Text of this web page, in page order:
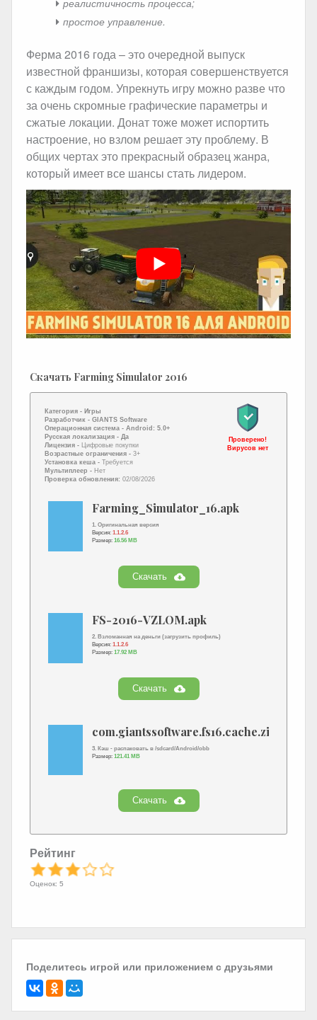
простое управление.
Ферма 2016 года – это очередной выпуск
известной франшизы, которая совершенствуется
с каждым годом. Упрекнуть игру можно разве что
за очень скромные графические параметры и
сжатые локации. Донат тоже может испортить
настроение, но взлом решает эту проблему. В
общих чертах это прекрасный образец жанра,
который имеет все шансы стать лидером.
Скачать Farming Simulator 2016
Категория - Игры
Разработчик - GIANTS Software
Операционная система - Android: 5.0+
Русская локализация - Да
Лицензия -
Цифровые покупки
Возрастные ограничения - 3+
Установка кеша - Требуется
Мультиплеер - Нет
Проверка обновления: 02/08/2026
Проверено!
Вирусов нет
Farming_Simulator_16.apk
1. Оригинальная версия
Версия: 1.1.2.6
Размер: 16.56 MB
Скачать
FS-2016-VZLOM.apk
2. Взломанная на деньги (загрузить профиль)
Версия: 1.1.2.6
Размер: 17.92 MB
Скачать
com.giantssoftware.fs16.cache.zip
3. Кэш - распаковать в /sdcard/Android/obb
Размер: 121.41 MB
Скачать
Рейтинг
Оценок: 5
Поделитесь игрой или приложением с друзьями